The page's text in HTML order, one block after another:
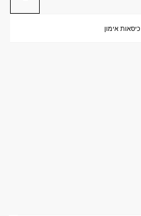
כיסאות אימון